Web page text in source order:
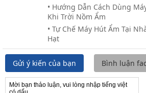
• Hướng Dẫn Cách Dùng
Khi Trời Nồm Ẩm
• Tự Chế Máy Hút Ẩm Tại
Hạt
Gửi ý kiến của bạn Bình luận